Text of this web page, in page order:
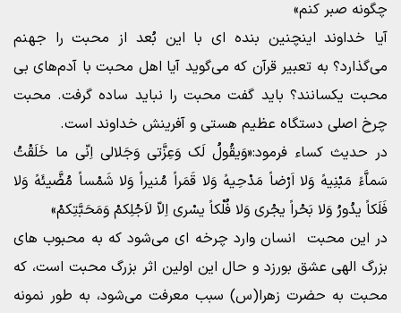
چگونه صبر کنم»
آیا خداوند اینچنین بنده ای با این بُعد از محبت را جهنم
می‌گذارد؟ به تعبیر قرآن که می‌گوید آیا اهل محبت با آدم‌های بی
محبت یکسانند؟ باید گفت محبت را نباید ساده گرفت. محبت
چرخ اصلی دستگاه عظیم هستی و آفرینش خداوند است.
در حدیث کساء فرمود:«وَیقُولُ لَک وَعِزَّتی وَجَلالی اِنّی ما خَلَقْتُ
سَماَّءً مَبْنِیهً وَلا اَرْضاً مَدْحِیهً وَلا قَمَراً مُنیراً وَلا شَمْساً مُضَّیئَهً وَلا
فَلَکاً یدُورُ وَلا بَحْراً یجْری وَلا فُلْکاً یسْری اِلاّ لاَجْلِکمْ وَمَحَبَّتِکمْ»
در این محبت انسان وارد چرخه ای می‌شود که به محبوب های
بزرگ‌ الهی عشق بورزد و حال این اولین اثر بزرگ محبت است، که
محبت به حضرت زهرا(س) سبب معرفت می‌شود، به طور نمونه